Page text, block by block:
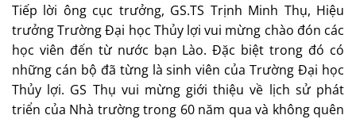
Tiếp lời ông cục trưởng, GS.TS Trịnh Minh Thụ, Hiệu
trưởng Trường Đại học Thủy lợi vui mừng chào đón các
học viên đến từ nước bạn Lào. Đặc biệt trong đó có
những cán bộ đã từng là sinh viên của Trường Đại học
Thủy lợi. GS Thụ vui mừng giới thiệu về lịch sử phát
triển của Nhà trường trong 60 năm qua và không quên